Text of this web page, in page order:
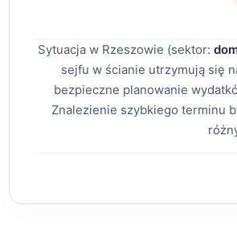
Sytuacja w Rzeszowie (sektor:
sejfu w ścianie utrzymują się
bezpieczne planowanie
Znalezienie szybkiego terminu